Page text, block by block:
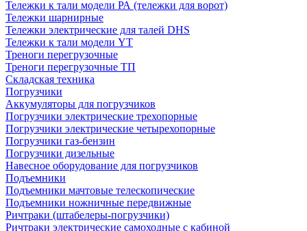
Тележки к тали модели РА (тележки для ворот)
Тележки шарнирные
Тележки электрические для талей DHS
Тележки к тали модели YT
Треноги перегрузочные
Треноги перегрузочные ТП
Складская техника
Погрузчики
Аккумуляторы для погрузчиков
Погрузчики электрические трехопорные
Погрузчики электрические четырехопорные
Погрузчики газ-бензин
Погрузчики дизельные
Навесное оборудование для погрузчиков
Подъемники
Подъемники мачтовые телескопические
Подъемники ножничные передвижные
Ричтраки (штабелеры-погрузчики)
Ричтраки электрические самоходные с кабиной